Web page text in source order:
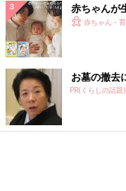
赤ちゃんが
赤ちゃん・
お墓の撤去
PR(くらしの話題)